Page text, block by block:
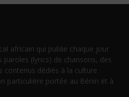
africain qui publie chaque jour
paroles (lyrics) de chansons, des
contenus dédiés à la culture
particulière portée au Bénin et à